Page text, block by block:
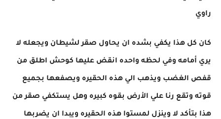
راوي
كان كل هذا يكفي بشده ان يحاول صقر لشيطان ويجعله لا
يري أمامه وفي لحظه واحده انقض عليها كوحش اطلق من
قفص الغضب ويذهب الي هذه الحقيره ويصفعها بجميع
قوته وتقع رنا علي الأرض بقوه كبيره وهل يستكفي صقر من
هذا بتأكد لا وينزل لمستوا هذه الحقيره ويبدا ان يضربها